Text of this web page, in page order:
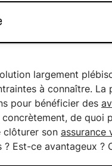
vie, un outil pour
des 8 ans
?
les avantages
largement
à connaître. La
pour bénéficier des
concrètement, de quoi
clôturer son assurance
? Est-ce avantageux ?